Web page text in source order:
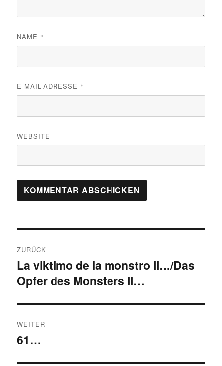
NAME *
E-MAIL-ADRESSE *
WEBSITE
ZURÜCK
Vorheriger
Beitrag:
La viktimo de la monstro II…/Das
Opfer des Monsters II…
WEITER
Nächster
61…